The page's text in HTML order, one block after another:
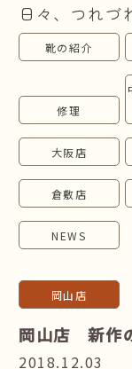
日々、つれづ
靴の紹介
修理
大阪店
倉敷店
NEWS
岡山店
岡山店 新作
2018.12.03